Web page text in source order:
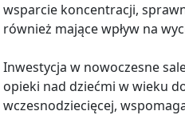
wsparcie koncentracji,
również mające wpływ na
Inwestycja w nowoczesne
opieki nad dziećmi w wieku
wczesnodziecięcej,